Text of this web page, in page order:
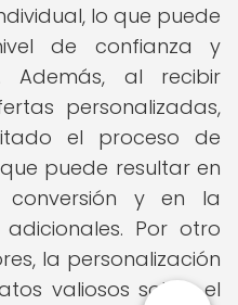
lo que puede
de confianza y
al recibir
personalizadas,
el proceso de
puede resultar en
y en la
Por otro
la personalización
valiosos sobre el